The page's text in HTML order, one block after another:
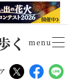
く
Tweet
menu